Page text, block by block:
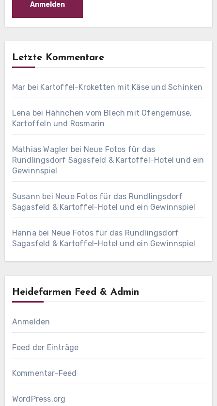
Letzte Kommentare
Mar bei Kartoffel-Kroketten mit Käse und Schinken
Lena bei Hähnchen vom Blech mit Ofengemüse,
Kartoffeln und Rosmarin
Mathias Wagler bei Neue Fotos für das
Rundlingsdorf Sagasfeld & Kartoffel-Hotel und ein
Gewinnspiel
Susann bei Neue Fotos für das Rundlingsdorf
Sagasfeld & Kartoffel-Hotel und ein Gewinnspiel
Hanna bei Neue Fotos für das Rundlingsdorf
Sagasfeld & Kartoffel-Hotel und ein Gewinnspiel
Heidefarmen Feed & Admin
Anmelden
Feed der Einträge
Kommentar-Feed
WordPress.org